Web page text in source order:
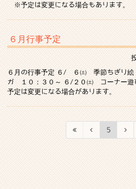
※予定は変更になる場合もあります。
６月行事予定
６月の行事予定 ６/ ６㈯ 季節ちぎり
ガ １０：３０～ ６/２０㈯ コーナー
予定は変更になる場合があります。
5